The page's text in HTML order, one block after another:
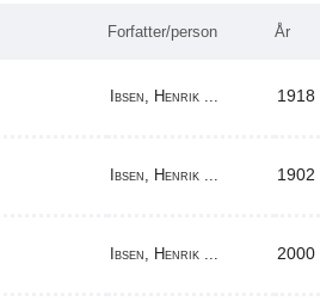
Forfatter/person År
Ibsen, Henrik ... 1918
Ibsen, Henrik ... 1902
Ibsen, Henrik ... 2000